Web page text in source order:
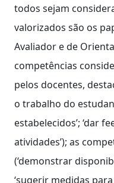
todos sejam
valorizados são os
Avaliador e de
competências
pelos docentes,
o trabalho do
estabelecidos’; ‘dar
atividades’); as
(‘demonstrar
‘sugerir medidas